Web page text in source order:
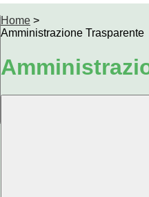
Home >
Amministrazione Trasparente